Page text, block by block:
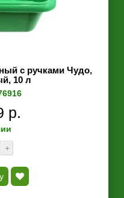
с ручками Чудо,
10 л
р.
+